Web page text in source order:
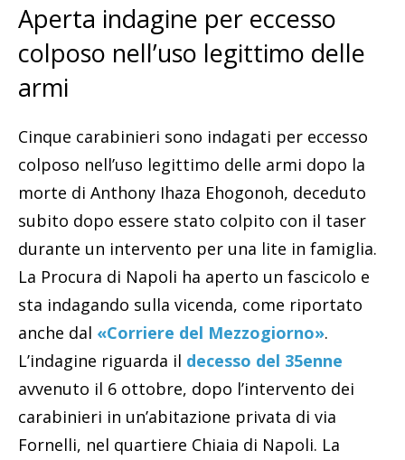
Aperta indagine per eccesso
colposo nell’uso legittimo delle
armi
Cinque carabinieri sono indagati per eccesso
colposo nell’uso legittimo delle armi dopo la
morte di Anthony Ihaza Ehogonoh, deceduto
subito dopo essere stato colpito con il taser
durante un intervento per una lite in famiglia.
La Procura di Napoli ha aperto un fascicolo e
sta indagando sulla vicenda, come riportato
anche dal «Corriere del Mezzogiorno».
L’indagine riguarda il decesso del 35enne
avvenuto il 6 ottobre, dopo l’intervento dei
carabinieri in un’abitazione privata di via
Fornelli, nel quartiere Chiaia di Napoli. La